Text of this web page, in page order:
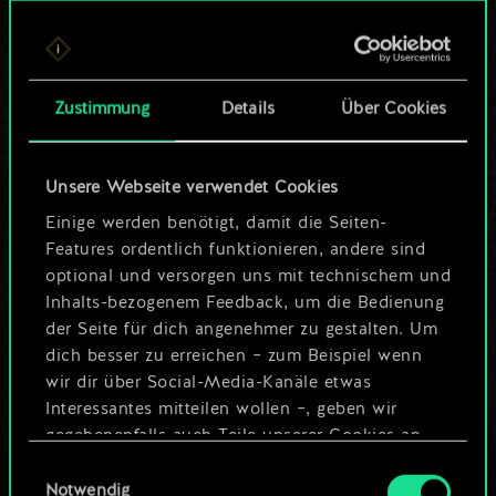
Zustimmung Details Über Cookies
Unsere Webseite verwendet Cookies
Einige werden benötigt, damit die Seiten-
Features ordentlich funktionieren, andere sind
optional und versorgen uns mit technischem und
Inhalts-bezogenem Feedback, um die Bedienung
der Seite für dich angenehmer zu gestalten. Um
dich besser zu erreichen – zum Beispiel wenn
wir dir über Social-Media-Kanäle etwas
Interessantes mitteilen wollen –, geben wir
gegebenenfalls auch Teile unserer Cookies an
Cookies erfordert allerdings deine Zustimmung.
Notwendig
Bis jetzt ist dies nur
ein geteilter Satz
Karten.
Wo es doch so viel
mehr sein kann!
Deck benennen und Leitfaden
Deck bearbeiten